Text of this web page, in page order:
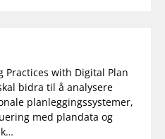
Practices with Digital Plan
bidra til å analysere
planleggingssystemer,
med plandata og